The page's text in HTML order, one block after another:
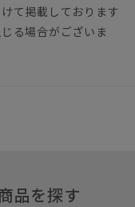
て掲載しております
る場合がございま
品を探す